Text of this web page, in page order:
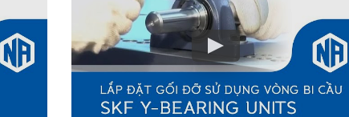
SKF SYJ 20 TF CHÍNH HÃNG
tâm về nguồn gốc của sản phẩm. Ngoài ra bạn cũng có thể tự kiểm tra
cách sau: